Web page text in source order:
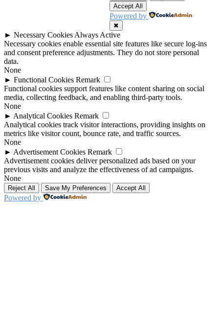
Accept All
Powered by
✖
► Necessary Cookies Always Active
Necessary cookies enable essential site features like secure log-ins
and consent preference adjustments. They do not store personal
data.
None
► Functional Cookies Remark
Functional cookies support features like content sharing on social
media, collecting feedback, and enabling third-party tools.
None
► Analytical Cookies Remark
Analytical cookies track visitor interactions, providing insights on
metrics like visitor count, bounce rate, and traffic sources.
None
► Advertisement Cookies Remark
Advertisement cookies deliver personalized ads based on your
previous visits and analyze the effectiveness of ad campaigns.
None
Reject All Save My Preferences Accept All
Powered by